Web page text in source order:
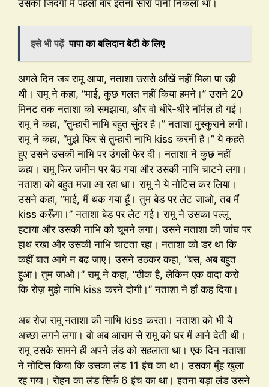
उसकी जिंदगी में पहली बार इतना सारा पानी निकला था।
इसे भी पढ़ें पापा का बलिदान बेटी के लिए
अगले दिन जब रामू आया, नताशा उससे आँखें नहीं मिला पा रही
थी। रामू ने कहा, “माई, कुछ गलत नहीं किया हमने।” उसने 20
मिनट तक नताशा को समझाया, और वो धीरे-धीरे नॉर्मल हो गई।
रामू ने कहा, “तुम्हारी नाभि बहुत सुंदर है।” नताशा मुस्कुराने लगी।
रामू ने कहा, “मुझे फिर से तुम्हारी नाभि kiss करनी है।” ये कहते
हुए उसने उसकी नाभि पर उंगली फेर दी। नताशा ने कुछ नहीं
कहा। रामू फिर जमीन पर बैठ गया और उसकी नाभि चाटने लगा।
नताशा को बहुत मज़ा आ रहा था। रामू ने ये नोटिस कर लिया।
उसने कहा, “माई, मैं थक गया हूँ। तुम बेड पर लेट जाओ, तब मैं
kiss करूँगा।” नताशा बेड पर लेट गई। रामू ने उसका पल्लू
हटाया और उसकी नाभि को चूमने लगा। उसने नताशा की जांघ पर
हाथ रखा और उसकी नाभि चाटता रहा। नताशा को डर था कि
कहीं बात आगे न बढ़ जाए। उसने उठकर कहा, “बस, अब बहुत
हुआ। तुम जाओ।” रामू ने कहा, “ठीक है, लेकिन एक वादा करो
कि रोज़ मुझे नाभि kiss करने दोगी।” नताशा ने हाँ कह दिया।
अब रोज़ रामू नताशा की नाभि kiss करता। नताशा को भी ये
अच्छा लगने लगा। वो अब आराम से रामू को घर में आने देती थी।
रामू उसके सामने ही अपने लंड को सहलाता था। एक दिन नताशा
ने नोटिस किया कि उसका लंड 11 इंच का था। उसका मुँह खुला
रह गया। रोहन का लंड सिर्फ 6 इंच का था। इतना बड़ा लंड उसने